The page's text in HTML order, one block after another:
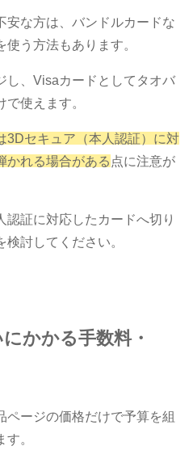
安な方は、バンドルカードな
う方法もあります。
し、Visaカードとしてタオバ
使えます。
3Dセキュア（本人認証）に対
かれる場合がある 点に注意が
証に対応したカードへ切り
討してください。
かかる手数料・
ページの価格だけで予算を組
。